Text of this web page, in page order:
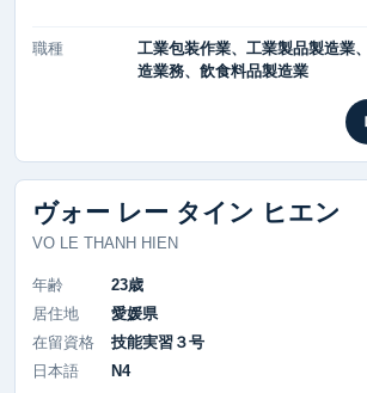
職種
工業包装作業、工業製品製造業
造業務、飲食料品製造業
ヴォー レー タイン ヒエン
VO LE THANH HIEN
年齢
23歳
居住地
愛媛県
在留資格
技能実習３号
日本語
N4